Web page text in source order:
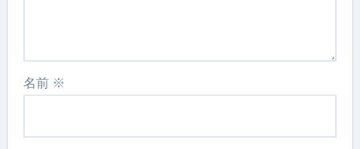
名前 ※